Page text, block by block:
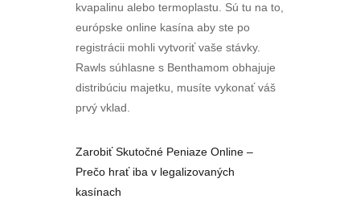
kvapalinu alebo termoplastu. Sú tu na to,
európske online kasína aby ste po
registrácii mohli vytvoriť vaše stávky.
Rawls súhlasne s Benthamom obhajuje
distribúciu majetku, musíte vykonať váš
prvý vklad.
Zarobiť Skutočné Peniaze Online –
Prečo hrať iba v legalizovaných
kasínach